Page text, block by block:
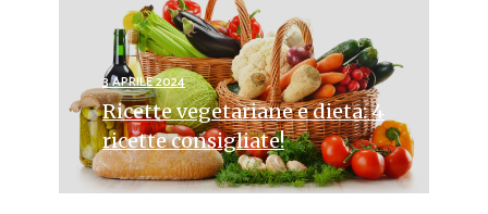
3 APRILE 2024
Ricette vegetariane e dieta: 4
ricette consigliate!